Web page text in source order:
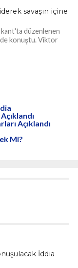
savaşın içine
düzenlenen
konuştu. Viktor
Açıklandı
Mi?
İddia